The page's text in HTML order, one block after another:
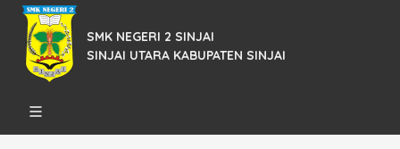
SMK NEGERI 2 SINJAI
SINJAI UTARA KABUPATEN SINJAI